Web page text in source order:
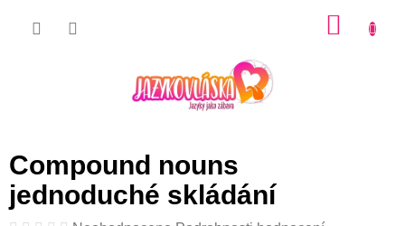
Compound nouns
jednoduché skládání